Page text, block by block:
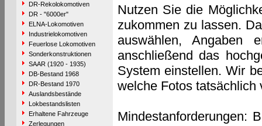
DR-Rekolokomotiven
DR - "6000er"
ELNA-Lokomotiven
Industrielokomotiven
Feuerlose Lokomotiven
Sonderkonstruktionen
SAAR (1920 - 1935)
DB-Bestand 1968
DR-Bestand 1970
Auslandsbestände
Lokbestandslisten
Erhaltene Fahrzeuge
Zerlegungen
Nutzen Sie die
zukommen zu lassen.
auswählen, Angaben
anschließend das
System einstellen. Wir
welche Fotos tatsächlich
Mindestanforderungen: